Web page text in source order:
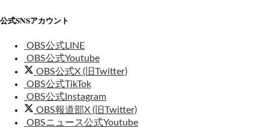
公式SNSアカウント
OBS公式LINE
OBS公式Youtube
OBS公式X (旧Twitter)
OBS公式TikTok
OBS公式Instagram
OBS報道部X (旧Twitter)
OBSニュース公式Youtube